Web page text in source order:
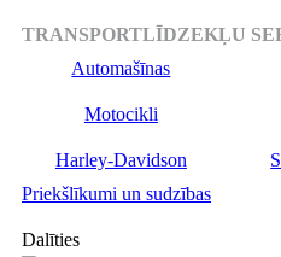
TRANSPORTLĪDZEKĻU
Automašīnas
Motocikli
Harley-Davidson
Priekšlīkumi un sudzības
Dalīties